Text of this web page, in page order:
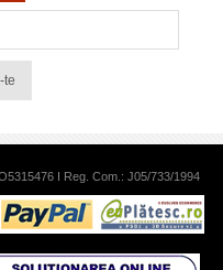
te
I Reg. Com.: J05/733/1994